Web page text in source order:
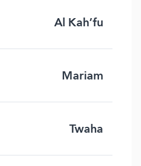
Al Kah’fu
Mariam
Twaha